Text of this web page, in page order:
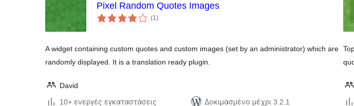
Pixel Random Quotes Images
(1αξιολογήσεις
σύνολο
)
A widget containing custom quotes and custom images (set by an administrator) which are
randomly displayed. It is a translation ready plugin.
David
10+ ενεργές εγκαταστάσεις
Δοκιμασμένο μέχρι 3.2.1